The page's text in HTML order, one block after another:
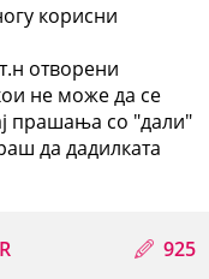
корисни
отворени
не може да се
прашања со "дали"
да дадилката
925